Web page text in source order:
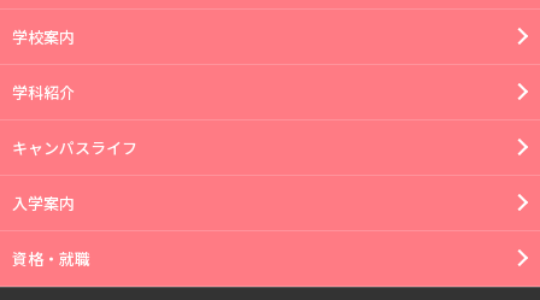
学校案内
学科紹介
キャンパスライフ
入学案内
資格・就職